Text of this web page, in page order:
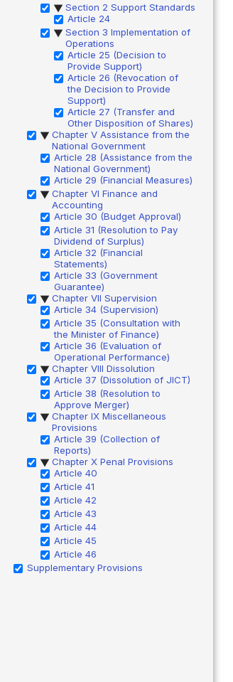
▶ Section 2 Support Standards
Article 24
▶ Section 3 Implementation of
Operations
Article 25 (Decision to
Provide Support)
Article 26 (Revocation of
the Decision to Provide
Support)
Article 27 (Transfer and
Other Disposition of Shares)
▶ Chapter V Assistance from the
National Government
Article 28 (Assistance from the
National Government)
Article 29 (Financial Measures)
▶ Chapter VI Finance and
Accounting
Article 30 (Budget Approval)
Article 31 (Resolution to Pay
Dividend of Surplus)
Article 32 (Financial
Statements)
Article 33 (Government
Guarantee)
▶ Chapter VII Supervision
Article 34 (Supervision)
Article 35 (Consultation with
the Minister of Finance)
Article 36 (Evaluation of
Operational Performance)
▶ Chapter VIII Dissolution
Article 37 (Dissolution of JICT)
Article 38 (Resolution to
Approve Merger)
▶ Chapter IX Miscellaneous
Provisions
Article 39 (Collection of
Reports)
▶ Chapter X Penal Provisions
Article 40
Article 41
Article 42
Article 43
Article 44
Article 45
Article 46
Supplementary Provisions